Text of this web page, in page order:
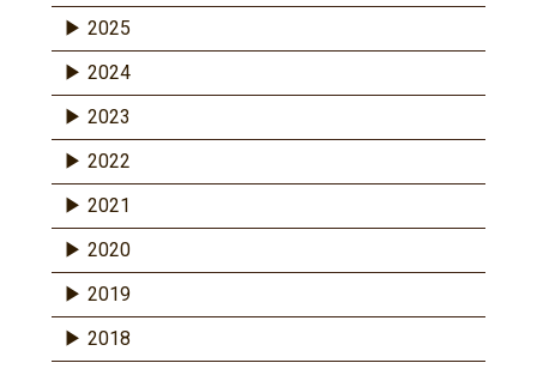
2025
2024
2023
2022
2021
2020
2019
2018